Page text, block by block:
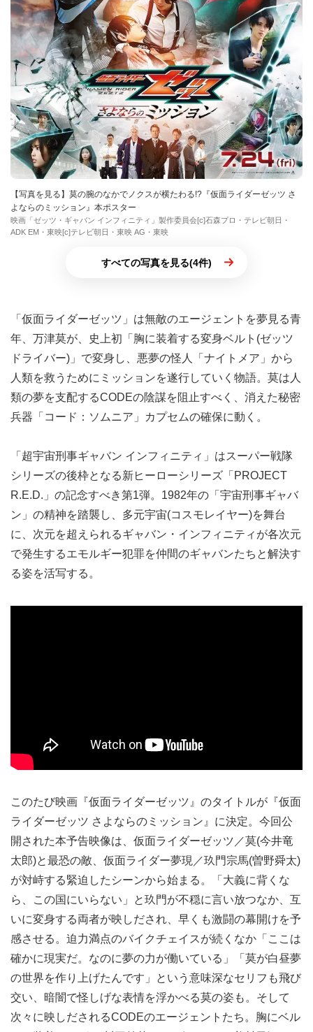
【写真を見る】莫の腕のなかでノクスが横たわる!?『仮面ライダーゼッツ さ
よならのミッション』本ポスター
映画「ゼッツ・ギャバン インフィニティ」製作委員会[c]石森プロ・テレビ朝日・
ADK EM・東映[c]テレビ朝日・東映 AG・東映
すべての写真を見る(4件)
「仮面ライダーゼッツ」は無敵のエージェントを夢見る青
年、万津莫が、史上初「胸に装着する変身ベルト(ゼッツ
ドライバー)」で変身し、悪夢の怪人「ナイトメア」から
人類を救うためにミッションを遂行していく物語。莫は人
類の夢を支配するCODEの陰謀を阻止すべく、消えた秘密
兵器「コード：ソムニア」カプセムの確保に動く。
「超宇宙刑事ギャバン インフィニティ」はスーパー戦隊
シリーズの後枠となる新ヒーローシリーズ「PROJECT
R.E.D.」の記念すべき第1弾。1982年の「宇宙刑事ギャバ
ン」の精神を踏襲し、多元宇宙(コスモレイヤー)を舞台
に、次元を超えられるギャバン・インフィニティが各次元
で発生するエモルギー犯罪を仲間のギャバンたちと解決す
る姿を活写する。
このたび映画『仮面ライダーゼッツ』のタイトルが『仮面
ライダーゼッツ さよならのミッション』に決定。今回公
開された本予告映像は、仮面ライダーゼッツ／莫(今井竜
太郎)と最恐の敵、仮面ライダー夢現／玖門宗馬(曽野舜太)
が対峙する緊迫したシーンから始まる。「大義に背くな
ら、この国にいらない」と玖門が不穏に言い放つなか、互
いに変身する両者が映しだされ、早くも激闘の幕開けを予
感させる。迫力満点のバイクチェイスが続くなか「ここは
確かに現実だ。なのに夢の力が働いている」「莫が白昼夢
の世界を作り上げたんです」という意味深なセリフも飛び
交い、暗闇で怪しげな表情を浮かべる莫の姿も。そして
次々に映しだされるCODEのエージェントたち。胸にベル